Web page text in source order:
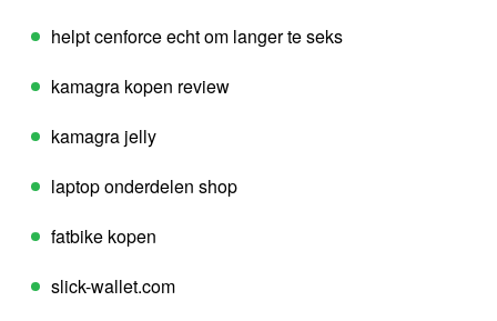
helpt cenforce echt om langer te seks
kamagra kopen review
kamagra jelly
laptop onderdelen shop
fatbike kopen
slick-wallet.com